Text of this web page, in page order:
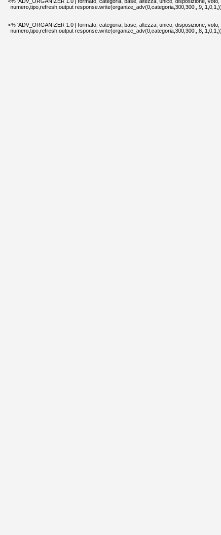
numero,tipo,refresh,output
<% 'ADV_ORGANIZER 1.0 | formato, categoria, base, altezza, unico, disposizione, voto,
numero,tipo,refresh,output